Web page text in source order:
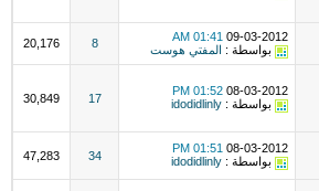
09-03-2012
01:41 AM
بواسطة :
المفتي هوست 8
20,176
08-03-2012
01:52 PM
بواسطة : idodidlinly
17
30,849
08-03-2012
01:51 PM
بواسطة : idodidlinly
34
47,283